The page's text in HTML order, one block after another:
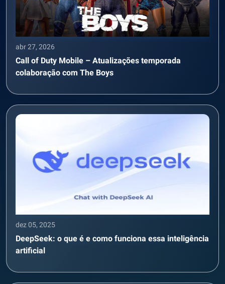
abr 27, 2026
Call of Duty Mobile – Atualizações temporada
colaboração com The Boys
dez 05, 2025
DeepSeek: o que é e como funciona essa inteligência
artificial